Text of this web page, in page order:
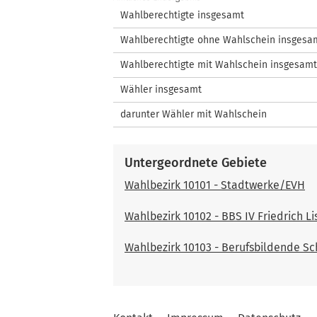
Wahlberechtigte insgesamt
Wahlberechtigte ohne Wahlschein
Wahlberechtigte mit Wahlschein insgesamt
Wähler insgesamt
darunter Wähler mit Wahlschein
Untergeordnete Gebiete
Wahlbezirk 10101 - Stadtwerke/EVH
Wahlbezirk 10102 - BBS IV Friedrich
Wahlbezirk 10103 - Berufsbildende